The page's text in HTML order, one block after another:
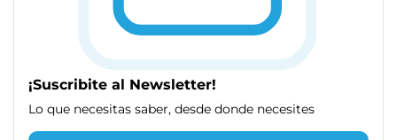
¡Suscribite al Newsletter!
Lo que necesitas saber, desde donde necesites